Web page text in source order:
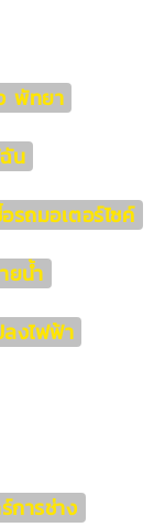
พัทยา
น
รถมอเตอร์ไซค์
ยน้ำ
งไฟฟ้า
การช่าง